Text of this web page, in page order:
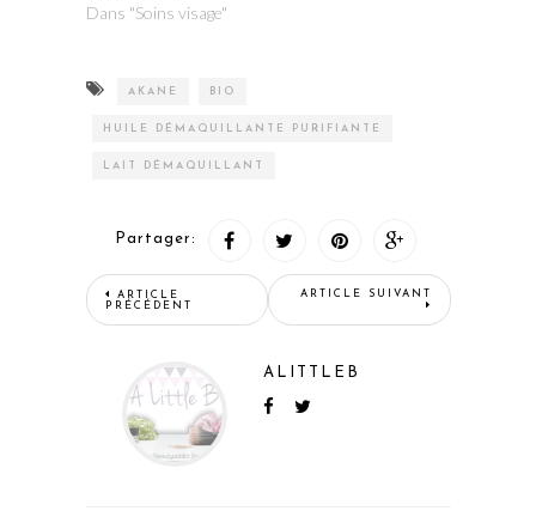
Dans "Soins visage"
AKANE BIO
HUILE DÉMAQUILLANTE PURIFIANTE
LAIT DÉMAQUILLANT
Partager:
ARTICLE
PRÉCÉDENT
ARTICLE SUIVANT
ALITTLEB